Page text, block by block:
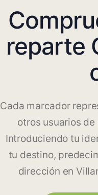
reparte
Cada marcador
otros usuarios
Introduciendo tu
tu destino,
dirección en